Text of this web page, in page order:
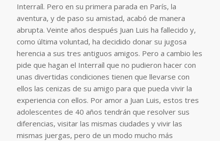
Interraíl. Pero en su primera parada en París, la
aventura, y de paso su amistad, acabó de manera
abrupta. Veinte años después Juan Luis ha fallecido y,
como última voluntad, ha decidido donar su jugosa
herencia a sus tres antiguos amigos. Pero a cambio les
pide que hagan el Interraíl que no pudieron hacer con
unas divertidas condiciones tienen que llevarse con
ellos las cenizas de su amigo para que pueda vivir la
experiencia con ellos. Por amor a Juan Luis, estos tres
adolescentes de 40 años tendrán que resolver sus
diferencias, visitar las mismas ciudades y vivir las
mismas juergas, pero de un modo mucho más